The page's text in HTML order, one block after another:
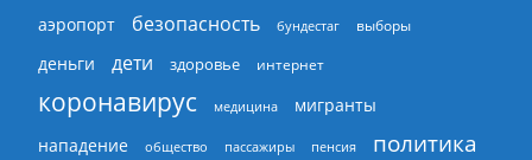
аэропорт безопасность бундестаг выборы
деньги дети здоровье интернет
коронавирус медицина
мигранты
нападение
общество пассажиры пенсия политика